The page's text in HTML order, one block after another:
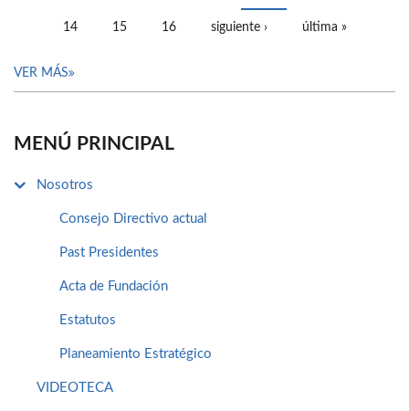
14 15 16 siguiente › última »
VER MÁS
MENÚ PRINCIPAL
Nosotros
Consejo Directivo actual
Past Presidentes
Acta de Fundación
Estatutos
Planeamiento Estratégico
VIDEOTECA